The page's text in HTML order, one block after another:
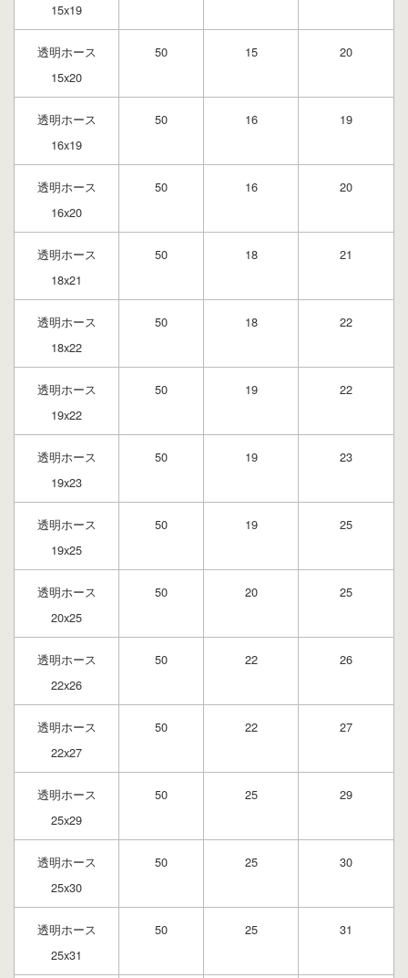
15x19
透明ホース
15x20
50 15 20
透明ホース
16x19
50 16 19
透明ホース
16x20
50 16 20
透明ホース
18x21
50 18 21
透明ホース
18x22
50 18 22
透明ホース
19x22
50 19 22
透明ホース
19x23
50 19 23
透明ホース
19x25
50 19 25
透明ホース
20x25
50 20 25
透明ホース
22x26
50 22 26
透明ホース
22x27
50 22 27
透明ホース
25x29
50 25 29
透明ホース
25x30
50 25 30
透明ホース
25x31
50 25 31